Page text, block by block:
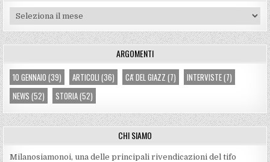
Archivi
ARGOMENTI
10 GENNAIO (39) ARTICOLI (36) CA' DEL GIAZZ (7) INTERVISTE(7)
NEWS (52) STORIA(52)
CHI SIAMO
Milanosiamonoi, una delle principali rivendicazioni del tifo